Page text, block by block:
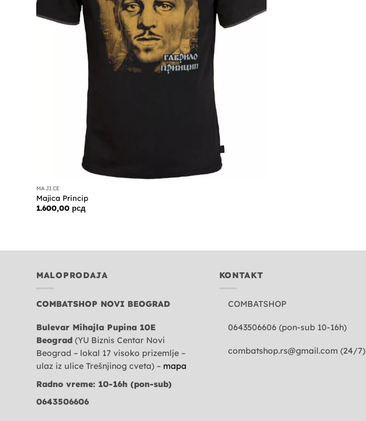
MAJICE
Majica Princip
1.600,00 рсд
MALOPRODAJA
COMBATSHOP NOVI BEOGRAD
Bulevar Mihajla Pupina 10E
Beograd (YU Biznis Centar Novi
Beograd – lokal 17 visoko prizemlje –
ulaz iz ulice Trešnjinog cveta) – mapa
Radno vreme: 10-16h (pon-sub)
0643506606
KONTAKT
COMBATSHOP
0643506606 (pon-sub 10-16h)
combatshop.rs@gmail.com (24/7)